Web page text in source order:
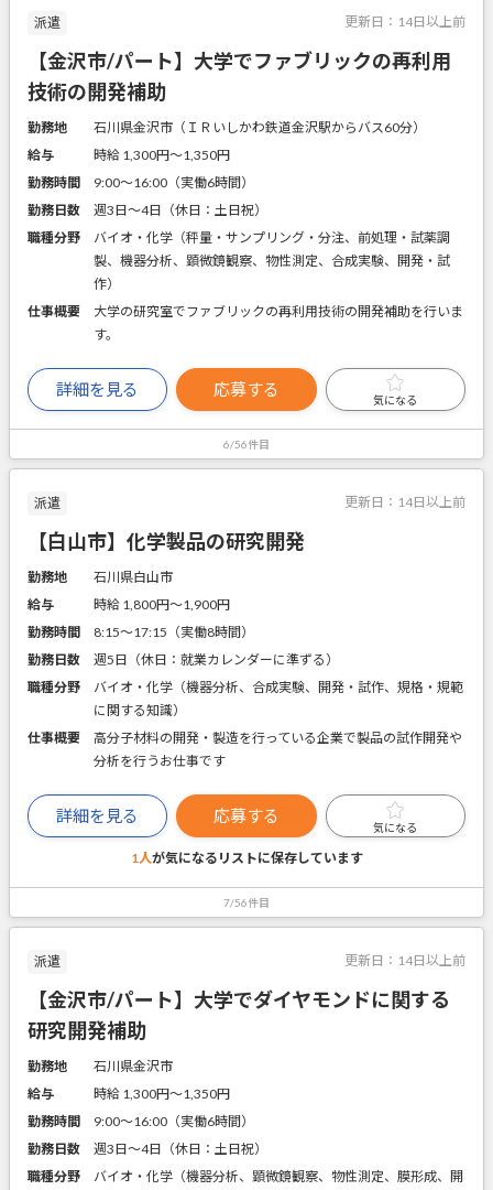
派遣 更新日： 14日以上前
【金沢市/パート】大学でファブリックの再利用
技術の開発補助
勤務地
石川県金沢市（ＩＲいしかわ鉄道金沢駅からバス60分）
給与
時給 1,300円〜1,350円
勤務時間
9:00～16:00（実働6時間）
勤務日数
週3日～4日（休日：土日祝）
職種分野
バイオ・化学（秤量・サンプリング・分注、前処理・試薬調
製、機器分析、顕微鏡観察、物性測定、合成実験、開発・試
作）
仕事概要
大学の研究室でファブリックの再利用技術の開発補助を行いま
す。
詳細を見る 応募する
気になる
6/56件目
派遣 更新日： 14日以上前
【白山市】化学製品の研究開発
勤務地
石川県白山市
給与
時給 1,800円〜1,900円
勤務時間
8:15～17:15（実働8時間）
勤務日数
週5日（休日：就業カレンダーに準ずる）
職種分野
バイオ・化学（機器分析、合成実験、開発・試作、規格・規範
に関する知識）
仕事概要
高分子材料の開発・製造を行っている企業で製品の試作開発や
分析を行うお仕事です
詳細を見る 応募する
気になる
1人が気になるリストに保存しています
7/56件目
派遣 更新日： 14日以上前
【金沢市/パート】大学でダイヤモンドに関する
研究開発補助
勤務地
石川県金沢市
給与
時給 1,300円〜1,350円
勤務時間
9:00～16:00（実働6時間）
勤務日数
週3日～4日（休日：土日祝）
職種分野
バイオ・化学（機器分析、顕微鏡観察、物性測定、膜形成、開